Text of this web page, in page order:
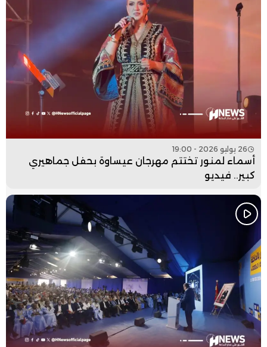
26 يوليو 2026 - 19:00
أسماء لمنور تختتم مهرجان عيساوة بحفل جماهيري
كبير.. فيديو